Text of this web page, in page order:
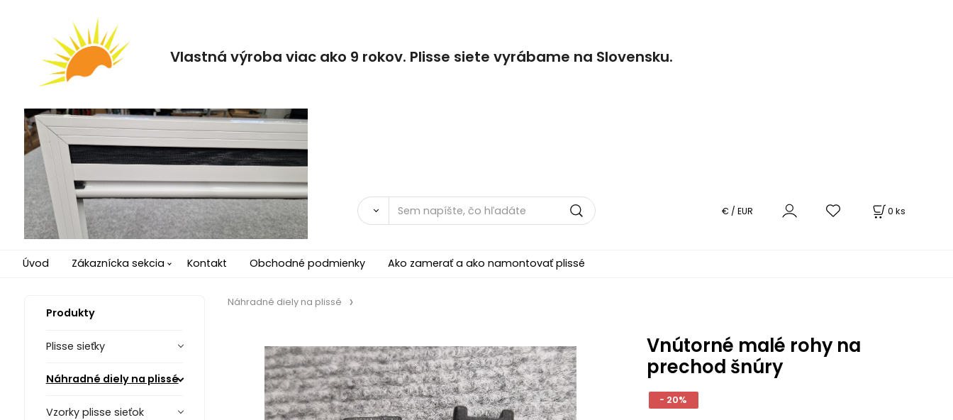
Vlastná výroba viac ako 9 rokov. Plisse siete vyrábame na Slovensku.
0 ks
€ / EUR
Úvod Zákaznícka sekcia Kontakt Obchodné podmienky Ako zamerať a ako namontovať plissé
Produkty
Plisse sieťky
Náhradné diely na plissé
Vzorky plisse sieťok
Náhradné diely na plissé
Vnútorné malé rohy na
prechod šnúry
- 20%